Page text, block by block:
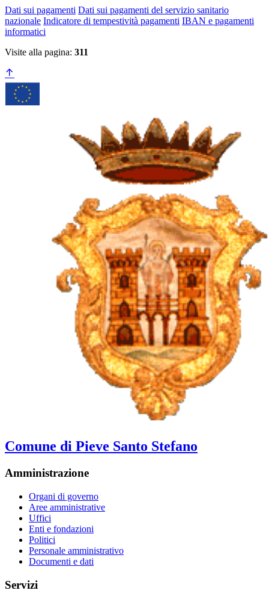
Dati sui pagamenti Dati sui pagamenti del servizio sanitario
nazionale Indicatore di tempestività pagamenti IBAN e pagamenti
informatici
Visite alla pagina: 311
Comune di Pieve Santo Stefano
Amministrazione
Organi di governo
Aree amministrative
Uffici
Enti e fondazioni
Politici
Personale amministrativo
Documenti e dati
Servizi